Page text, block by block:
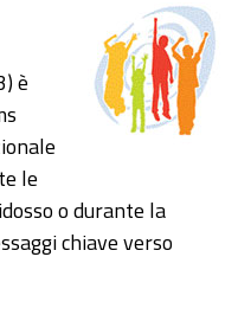
è
le
o durante la
chiave verso